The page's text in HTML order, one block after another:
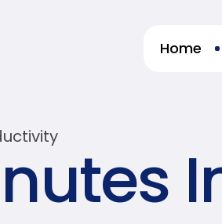
Home